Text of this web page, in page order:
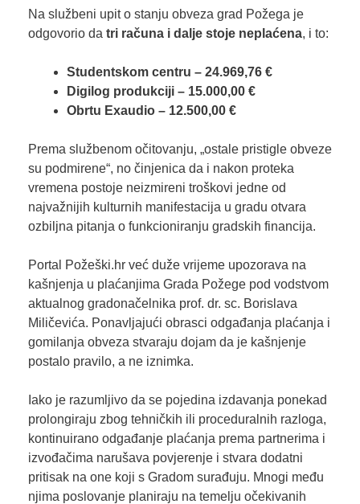
Na službeni upit o stanju obveza grad Požega je
odgovorio da tri računa i dalje stoje neplaćena, i to:
Studentskom centru – 24.969,76 €
Digilog produkciji – 15.000,00 €
Obrtu Exaudio – 12.500,00 €
Prema službenom očitovanju, „ostale pristigle obveze
su podmirene“, no činjenica da i nakon proteka
vremena postoje neizmireni troškovi jedne od
najvažnijih kulturnih manifestacija u gradu otvara
ozbiljna pitanja o funkcioniranju gradskih financija.
Portal Požeški.hr već duže vrijeme upozorava na
kašnjenja u plaćanjima Grada Požege pod vodstvom
aktualnog gradonačelnika prof. dr. sc. Borislava
Miličevića. Ponavljajući obrasci odgađanja plaćanja i
gomilanja obveza stvaraju dojam da je kašnjenje
postalo pravilo, a ne iznimka.
Iako je razumljivo da se pojedina izdavanja ponekad
prolongiraju zbog tehničkih ili proceduralnih razloga,
kontinuirano odgađanje plaćanja prema partnerima i
izvođačima narušava povjerenje i stvara dodatni
pritisak na one koji s Gradom surađuju. Mnogi među
njima poslovanje planiraju na temelju očekivanih